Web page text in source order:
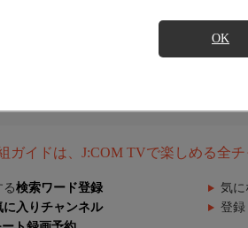
OK
ガイドは、J:COM TVで楽しめる全
る検索ワード登録 気に
に入りチャンネル 登録